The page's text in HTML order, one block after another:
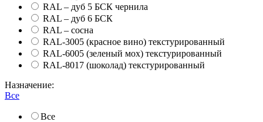
RAL – дуб 5 БСК чернила
RAL – дуб 6 БСК
RAL – сосна
RAL-3005 (красное вино) текстурированный
RAL-6005 (зеленый мох) текстурированный
RAL-8017 (шоколад) текстурированный
Назначение:
Все
Все